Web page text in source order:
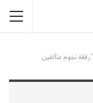
نجوم متألقين